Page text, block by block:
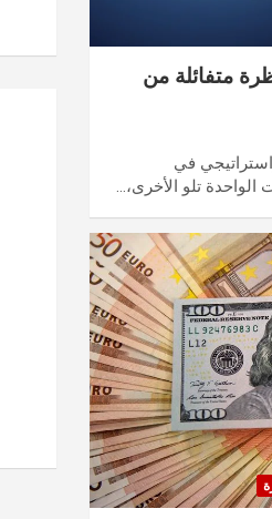
العالمي عام 2022 : نظرة متفائلة من
في
الواحدة تلو الأخرى،…